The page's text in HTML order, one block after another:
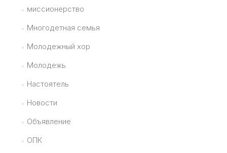
миссионерство
Многодетная семья
Молодежный хор
Молодежь
Настоятель
Новости
Объявление
ОПК